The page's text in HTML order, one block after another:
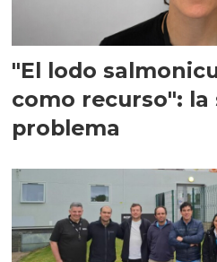
"El lodo
como recurso": la
problema